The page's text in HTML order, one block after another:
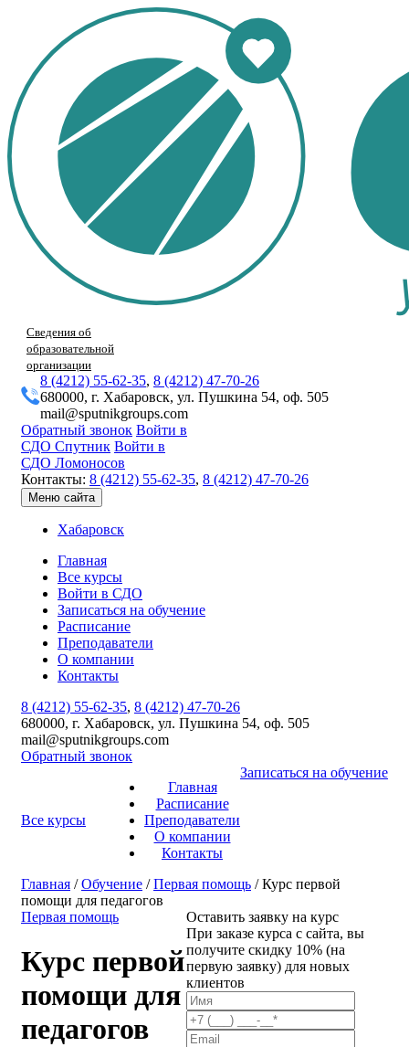
Сведения об
образовательной
организации
8 (4212) 55-62-35, 8 (4212) 47-70-26
680000, г. Хабаровск, ул. Пушкина 54, оф. 505
mail@sputnikgroups.com
Обратный звонок Войти в
СДО Спутник Войти в
СДО Ломоносов
Контакты: 8 (4212) 55-62-35, 8 (4212) 47-70-26
Меню сайта
Хабаровск
Главная
Все курсы
Войти в СДО
Записаться на обучение
Расписание
Преподаватели
О компании
Контакты
8 (4212) 55-62-35, 8 (4212) 47-70-26
680000, г. Хабаровск, ул. Пушкина 54, оф. 505
mail@sputnikgroups.com
Обратный звонок
Все курсы
Главная
Расписание
Преподаватели
О компании
Контакты
Записаться на обучение
Главная /Обучение /Первая помощь / Курс первой
помощи для педагогов
Первая помощь
Курс первой
помощи для
педагогов
Оставить заявку на курс
При заказе курса с сайта, вы
получите скидку 10% (на
первую заявку) для новых
клиентов